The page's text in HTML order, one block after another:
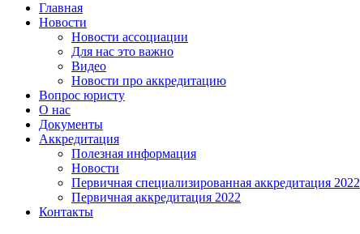
Главная
Новости
Новости ассоциации
Для нас это важно
Видео
Новости про аккредитацию
Вопрос юристу
О нас
Документы
Аккредитация
Полезная информация
Новости
Первичная специализированная аккредитация 2022
Первичная аккредитация 2022
Контакты